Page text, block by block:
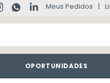
Meus Pedidos
OPORTUNIDADES